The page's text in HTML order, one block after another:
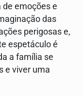
de emoções e
das
perigosas e,
espetáculo é
a família se
e viver uma